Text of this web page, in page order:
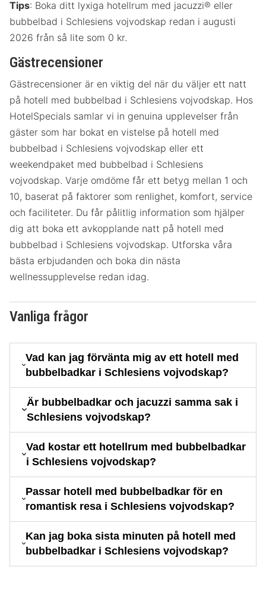
Tips: Boka ditt lyxiga hotellrum med jacuzzi® eller
bubbelbad i Schlesiens vojvodskap redan i augusti
2026 från så lite som 0 kr.
Gästrecensioner
Gästrecensioner är en viktig del när du väljer ett natt
på hotell med bubbelbad i Schlesiens vojvodskap. Hos
HotelSpecials samlar vi in genuina upplevelser från
gäster som har bokat en vistelse på hotell med
bubbelbad i Schlesiens vojvodskap eller ett
weekendpaket med bubbelbad i Schlesiens
vojvodskap. Varje omdöme får ett betyg mellan 1 och
10, baserat på faktorer som renlighet, komfort, service
och faciliteter. Du får pålitlig information som hjälper
dig att boka ett avkopplande natt på hotell med
bubbelbad i Schlesiens vojvodskap. Utforska våra
bästa erbjudanden och boka din nästa
wellnessupplevelse redan idag.
Vanliga frågor
Vad kan jag förvänta mig av ett hotell med
bubbelbadkar i Schlesiens vojvodskap?
Är bubbelbadkar och jacuzzi samma sak i
Schlesiens vojvodskap?
Vad kostar ett hotellrum med bubbelbadkar
i Schlesiens vojvodskap?
Passar hotell med bubbelbadkar för en
romantisk resa i Schlesiens vojvodskap?
Kan jag boka sista minuten på hotell med
bubbelbadkar i Schlesiens vojvodskap?